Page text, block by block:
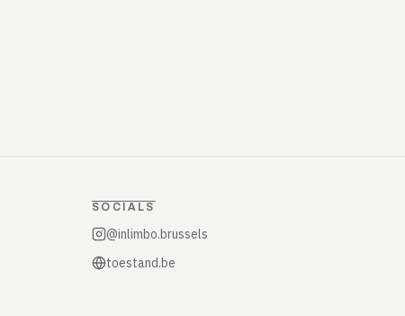
SOCIALS
@inlimbo.brussels
toestand.be